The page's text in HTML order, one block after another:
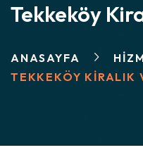
Tekkeköy
ANASAYFA
TEKKEKÖY KIRALIK